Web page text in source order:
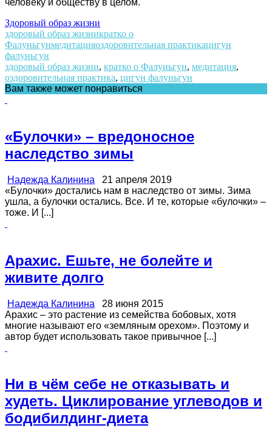
Здоровый образ жизни
здоровый образ жизникратко о
Фалуньгунмедитацияоздоровительная практикацигун
фалуньгун
здоровый образ жизни, кратко о Фалуньгун, медитация,
оздоровительная практика, цигун фалуньгун
Вам также может понравиться
«Булочки» – вредоносное
наследство зимы
Надежда Калинина 21 апреля 2019
«Булочки» достались нам в наследство от зимы. Зима
ушла, а булочки остались. Все. И те, которые «булочки» –
тоже. И [...]
Арахис. Ешьте, не болейте и
живите долго
Надежда Калинина 28 июня 2015
Арахис – это растение из семейства бобовых, хотя
многие называют его «земляным орехом». Поэтому и
автор будет использовать такое привычное [...]
Ни в чём себе не отказывать и
худеть. Циклирование углеводов и
бодибилдинг-диета